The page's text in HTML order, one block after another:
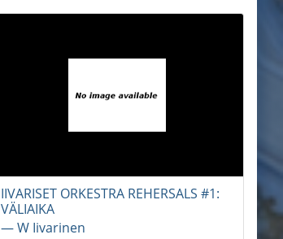
IIVARISET ORKESTRA REHERSALS #1:
VÄLIAIKA
― W Iivarinen